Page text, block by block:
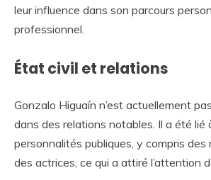
leur influence dans son parcours
professionnel.
État civil et relations
Gonzalo Higuaín n’est actuellement
dans des relations notables. Il a été lié
personnalités publiques, y compris des
des actrices, ce qui a attiré l’attention